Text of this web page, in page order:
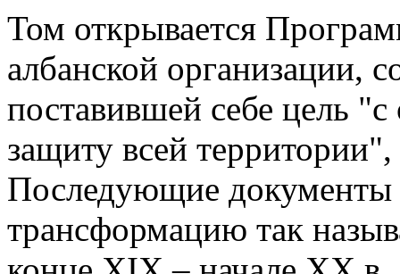
Том открывается
албанской организации,
поставившей себе цель
защиту всей
Последующие документы
трансформацию так